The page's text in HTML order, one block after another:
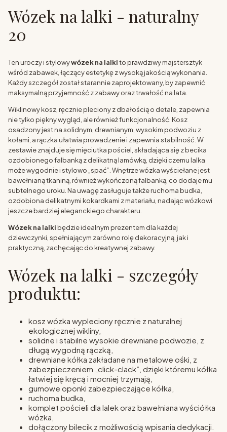
Wózek na lalki - naturalny
20
Ten uroczy i stylowywózek na lalkito prawdziwy majstersztyk
wśród zabawek, łączący estetykę z wysoką jakością wykonania.
Każdy szczegół został starannie zaprojektowany, by zapewnić
maksymalną przyjemność z zabawy oraz trwałość na lata.
Wiklinowy kosz, ręcznie pleciony z dbałością o detale, zapewnia
nie tylko piękny wygląd, ale również funkcjonalność. Kosz
osadzony jest na solidnym, drewnianym, wysokim podwoziu z
kołami, a rączka ułatwia prowadzenie i zapewnia stabilność. W
zestawie znajduje się mięciutka pościel, składająca się z becika
ozdobionego falbanką z delikatną lamówką, dzięki czemu lalka
może wygodnie i stylowo „spać”. Wnętrze wózka wyściełane jest
bawełnianą tkaniną, również wykończoną falbanką, co dodaje mu
subtelnego uroku. Na uwagę zasługuje także ruchoma budka,
ozdobiona delikatnymi kokardkami z materiału, nadając wózkowi
jeszcze bardziej eleganckiego charakteru.
Wózek na lalki będzie idealnym prezentem dla każdej
dziewczynki, spełniającym zarówno rolę dekoracyjną, jak i
praktyczną, zachęcając do kreatywnej zabawy.
Wózek na lalki - szczegóły
produktu:
kosz wózka wypleciony ręcznie z naturalnej
ekologicznej wikliny,
solidne i stabilne wysokie drewniane podwozie, z
długą wygodną rączką,
drewniane kółka zakładane na metalowe ośki, z
zabezpieczeniem „click-clack”, dzięki któremu kółka
łatwiej się kręcą i mocniej trzymają,
gumowe oponki zabezpieczające kółka,
ruchoma budka,
komplet pościeli dla lalek oraz bawełniana wyściółka
wózka,
dołączony bilecik z możliwością wpisania dedykacji.